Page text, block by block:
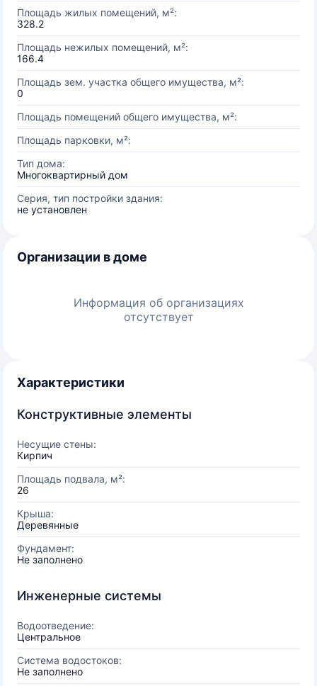
Площадь жилых помещений, м²:
328.2
Площадь нежилых помещений, м²:
166.4
Площадь зем. участка общего имущества, м²:
0
Площадь помещений общего имущества, м²:
Площадь парковки, м²:
Тип дома:
Многоквартирный дом
Серия, тип постройки здания:
не установлен
Организации в доме
Информация об организациях
отсутствует
Характеристики
Конструктивные элементы
Несущие стены:
Кирпич
Площадь подвала, м²:
26
Крыша:
Деревянные
Фундамент:
Не заполнено
Инженерные системы
Водоотведение:
Центральное
Система водостоков:
Не заполнено